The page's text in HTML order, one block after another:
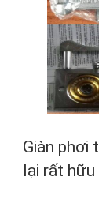
Giàn phơi
lại rất